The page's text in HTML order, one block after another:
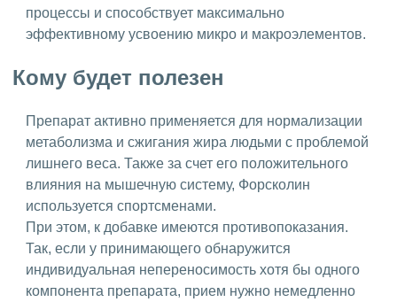
процессы и способствует максимально
эффективному усвоению микро и макроэлементов.
Кому будет полезен
Препарат активно применяется для нормализации
метаболизма и сжигания жира людьми с проблемой
лишнего веса. Также за счет его положительного
влияния на мышечную систему, Форсколин
используется спортсменами.
При этом, к добавке имеются противопоказания.
Так, если у принимающего обнаружится
индивидуальная непереносимость хотя бы одного
компонента препарата, прием нужно немедленно